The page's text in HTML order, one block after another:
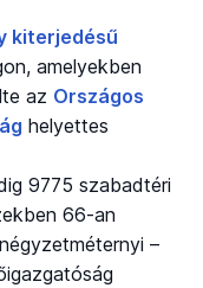
kiterjedésű
amelyekben
az Országos
helyettes
9775 szabadtéri
66-an
–